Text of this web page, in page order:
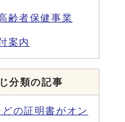
齢者保健事業
案内
分類の記事
どの証明書がオン